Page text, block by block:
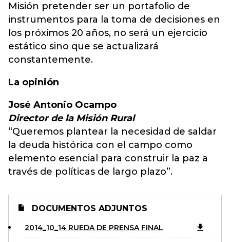
Misión pretender ser un portafolio de
instrumentos para la toma de decisiones en
los próximos 20 años, no será un ejercicio
estático sino que se actualizará
constantemente.
La opinión
José Antonio Ocampo
Director de la Misión Rural
“Queremos plantear la necesidad de saldar
la deuda histórica con el campo como
elemento esencial para construir la paz a
través de políticas de largo plazo”.
DOCUMENTOS ADJUNTOS
2014_10_14 RUEDA DE PRENSA FINAL